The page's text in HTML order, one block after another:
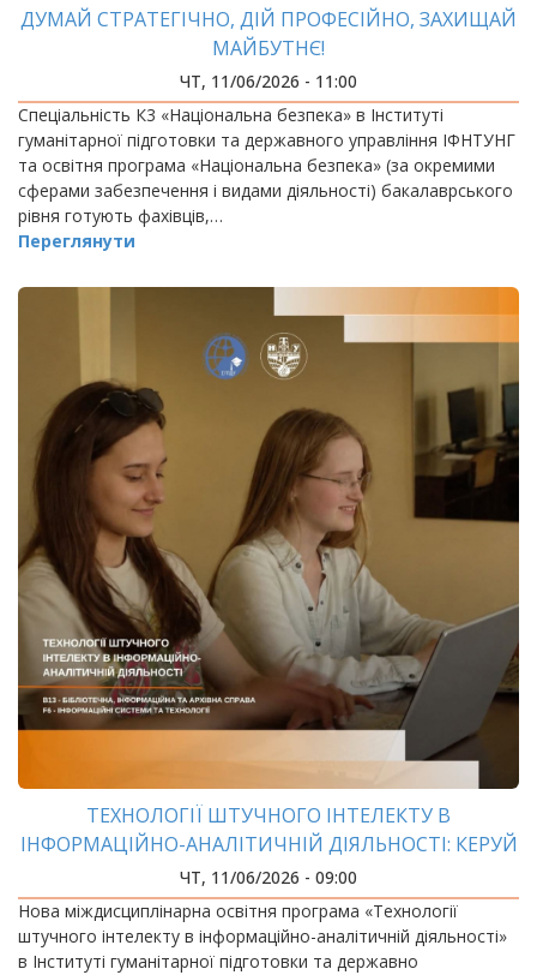
ДУМАЙ СТРАТЕГІЧНО, ДІЙ ПРОФЕСІЙНО, ЗАХИЩАЙ
МАЙБУТНЄ!
ЧТ, 11/06/2026 - 11:00
Спеціальність К3 «Національна безпека» в Інституті
гуманітарної підготовки та державного управління ІФНТУНГ
та освітня програма «Національна безпека» (за окремими
сферами забезпечення і видами діяльності) бакалаврського
рівня готують фахівців,…
Переглянути
ТЕХНОЛОГІЇ ШТУЧНОГО ІНТЕЛЕКТУ В
ІНФОРМАЦІЙНО-АНАЛІТИЧНІЙ ДІЯЛЬНОСТІ: КЕРУЙ
ДАНИМИ, ЯКІ ЗМІНЮЮТЬ СВІТ
ЧТ, 11/06/2026 - 09:00
Нова міждисциплінарна освітня програма «Технології
штучного інтелекту в інформаційно-аналітичній діяльності»
в Інституті гуманітарної підготовки та державно